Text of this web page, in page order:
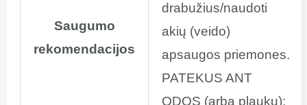
Saugumo
rekomendacijos
drabužius/naudoti
akių (veido)
apsaugos priemones.
PATEKUS ANT
ODOS (arba plaukų):